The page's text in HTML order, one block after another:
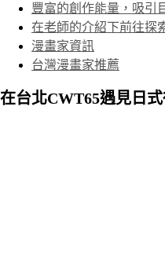
豐富的創作能量，吸引
在老師的介紹下前往探
漫畫家資訊
台灣漫畫家推薦
在台北CWT65遇見日